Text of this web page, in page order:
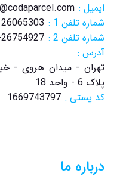
ایمیل :
شماره تلفن 1 :
شماره تلفن 2 :
آدرس :
تهران - میدان هروی -
پلاک 6 - واحد 18
کد پستی : 1669743797
درباره ما